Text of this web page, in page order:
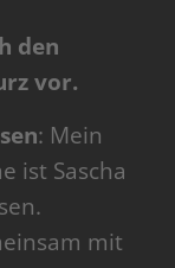
den
vor.
: Mein
ist Sascha
mit